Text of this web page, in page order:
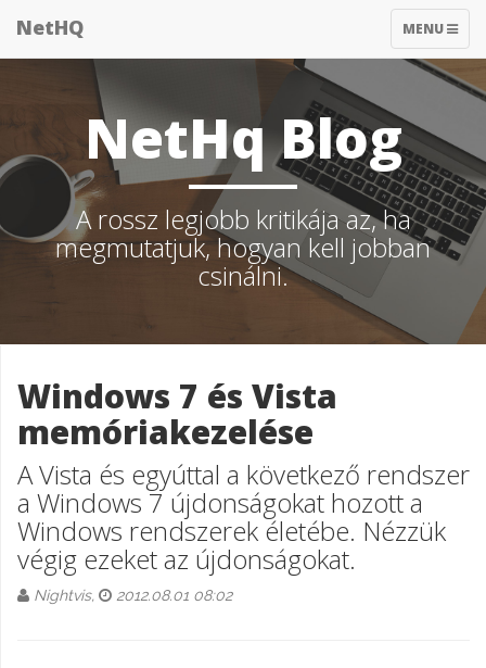
TOGGLE
MENU
NetHQ
NetHq Blog
A rossz legjobb kritikája az, ha
megmutatjuk, hogyan kell jobban
csinálni.
Windows 7 és Vista
memóriakezelése
A Vista és egyúttal a következő rendszer
a Windows 7 újdonságokat hozott a
Windows rendszerek életébe. Nézzük
végig ezeket az újdonságokat.
Nightvis, 2012.08.01 08:02